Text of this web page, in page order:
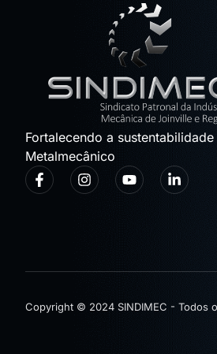
Fortalecendo a
Metalmecânico
Copyright © 2024 SINDIMEC - Todos